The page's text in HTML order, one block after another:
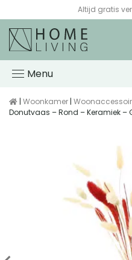
Voor 15:00 besteld, de
Menu
| Woonkamer |
Donutvaas – Rond – Keramiek –